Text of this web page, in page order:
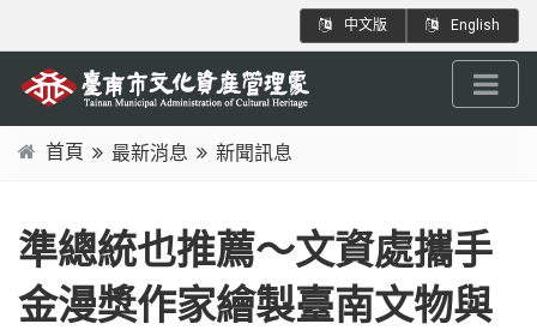
到
主
內
塊
中文版 English
首頁 最新消息
新聞訊息
準總統也推薦～文資處攜手
金漫獎作家繪製臺南文物與